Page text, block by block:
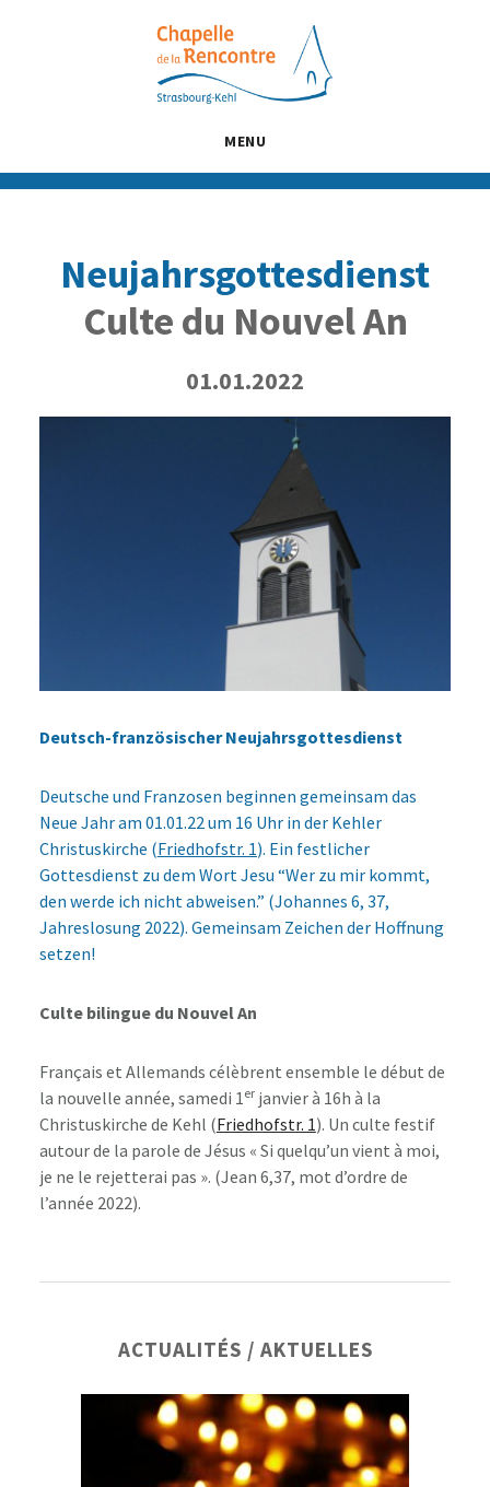
MENU
Neujahrsgottesdienst
Culte du Nouvel An
01.01.2022
Deutsch-französischer Neujahrsgottesdienst
Deutsche und Franzosen beginnen gemeinsam das
Neue Jahr am 01.01.22 um 16 Uhr in der Kehler
Christuskirche (Friedhofstr. 1). Ein festlicher
Gottesdienst zu dem Wort Jesu “Wer zu mir kommt,
den werde ich nicht abweisen.” (Johannes 6, 37,
Jahreslosung 2022). Gemeinsam Zeichen der Hoffnung
setzen!
Culte bilingue du Nouvel An
Français et Allemands célèbrent ensemble le début de
la nouvelle année, samedi 1 erjanvier à 16h à la
Christuskirche de Kehl (Friedhofstr. 1). Un culte festif
autour de la parole de Jésus « Si quelqu’un vient à moi,
je ne le rejetterai pas ». (Jean 6,37, mot d’ordre de
l’année 2022).
principale
ACTUALITÉS / AKTUELLES